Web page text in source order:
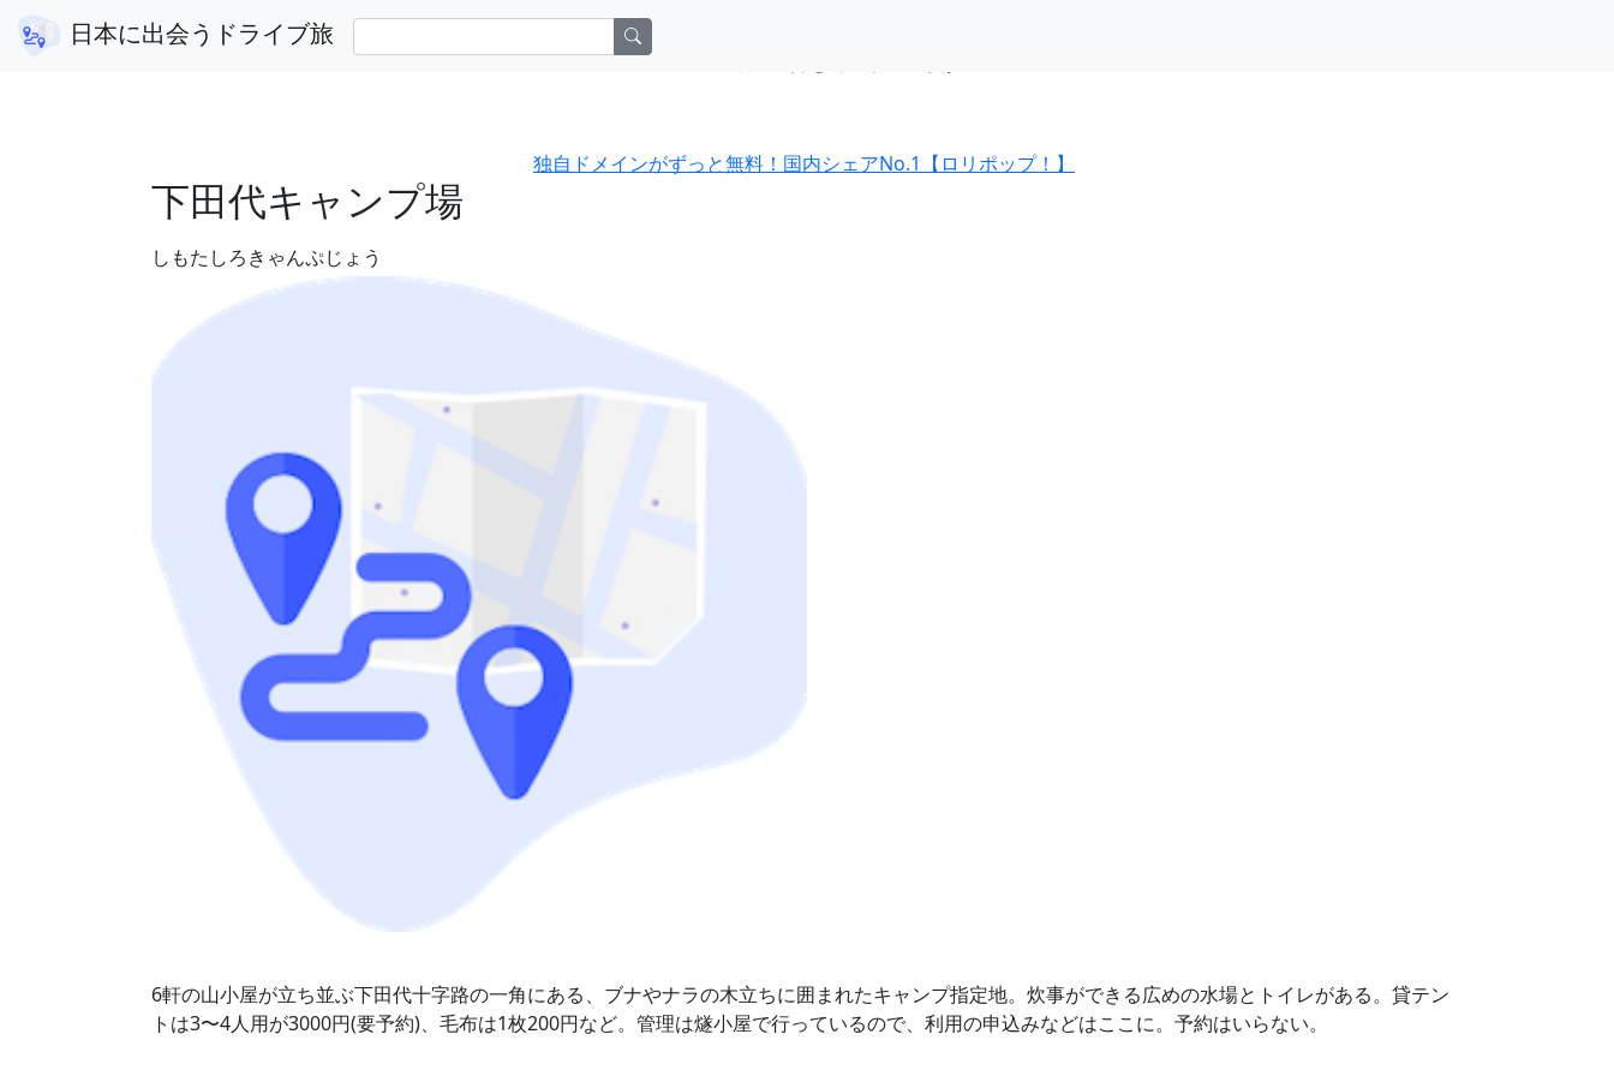
日本に出会うドライブ旅
下田代キャンプ場
アフィリエイト広告を利用しています。
独自ドメインがずっと無料！国内シェアNo.1【ロリポップ！】
下田代キャンプ場
しもたしろきゃんぷじょう
6軒の山小屋が立ち並ぶ下田代十字路の一角にある、ブナやナラの木立ちに囲まれたキャンプ指定地。炊事ができる広めの水場とトイレがある。貸テン
トは3〜4人用が3000円(要予約)、毛布は1枚200円など。管理は燧小屋で行っているので、利用の申込みなどはここに。予約はいらない。